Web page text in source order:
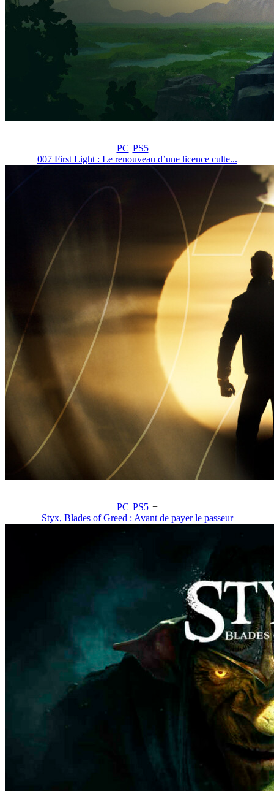
PC PS5 +
007 First Light : Le renouveau d’une licence culte...
PC PS5 +
Styx, Blades of Greed : Avant de payer le passeur